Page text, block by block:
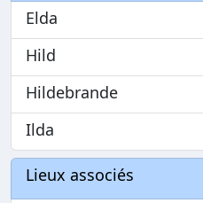
Elda
Hild
Hildebrande
Ilda
Lieux associés